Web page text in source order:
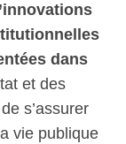
dans
et des
s’assurer
vie publique